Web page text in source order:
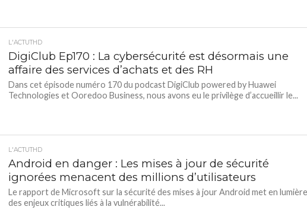
L'ACTUTHD
DigiClub Ep170 : La cybersécurité est désormais une
affaire des services d’achats et des RH
Dans cet épisode numéro 170 du podcast DigiClub powered by Huawei
Technologies et Ooredoo Business, nous avons eu le privilège d’accueillir le...
L'ACTUTHD
Android en danger : Les mises à jour de sécurité
ignorées menacent des millions d’utilisateurs
Le rapport de Microsoft sur la sécurité des mises à jour Android met en
des enjeux critiques liés à la vulnérabilité...